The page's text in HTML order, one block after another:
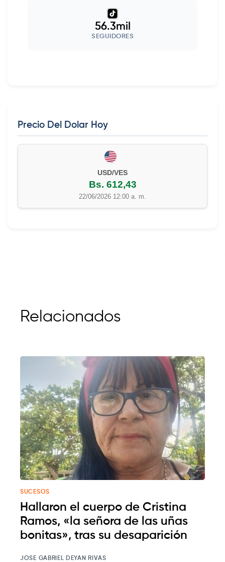
56.3mil
SEGUIDORES
Precio Del Dolar Hoy
USD/VES
Bs. 612,43
22/06/2026 12:00 a. m.
Relacionados
SUCESOS
Hallaron el cuerpo de Cristina
Ramos, «la señora de las uñas
bonitas», tras su desaparición
JOSE GABRIEL DEYAN RIVAS